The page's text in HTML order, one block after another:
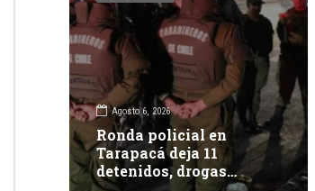
Agosto 6, 2026
Ronda policial en
Tarapacá deja 11
detenidos, drogas